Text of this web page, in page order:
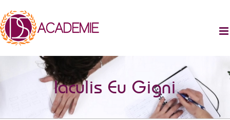
au
contenu
Iaculis Eu Gigni